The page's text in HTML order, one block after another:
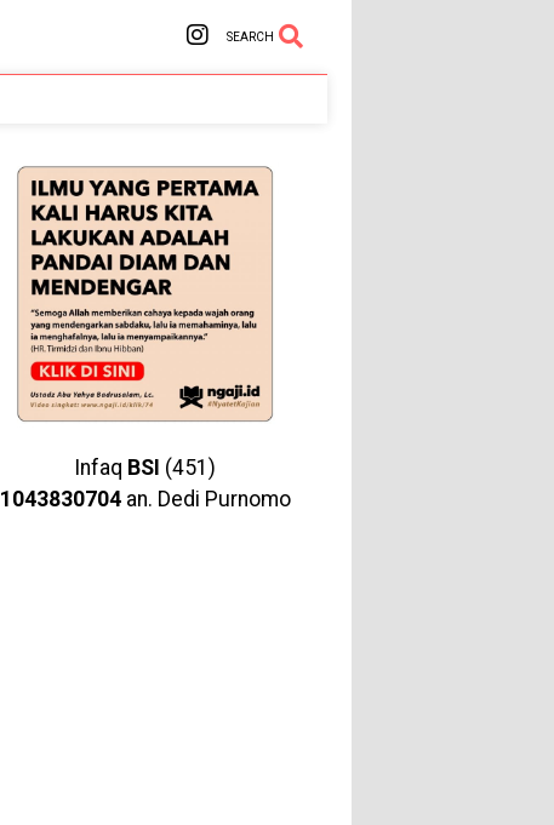
SEARCH
Infaq BSI (451)
1043830704an. Dedi Purnomo